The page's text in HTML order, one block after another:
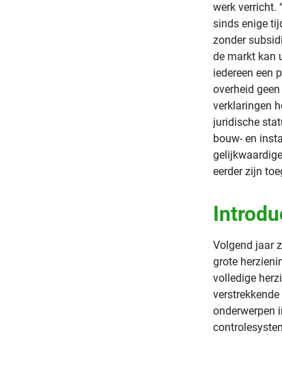
werk verricht.
sinds enige
zonder
de markt kan
iedereen een
overheid
verklaringen
juridische
bouw- en
eerder zijn
Volgend jaar
grote
volledige
onderwerpen